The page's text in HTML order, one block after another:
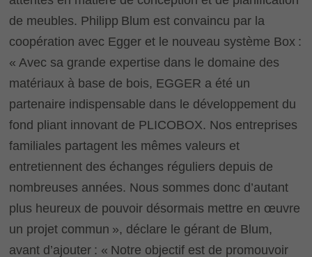
de meubles. Philipp Blum est convaincu par la
coopération avec Egger et le nouveau système Box :
« Avec sa grande expertise dans le domaine des
matériaux à base de bois, EGGER a été un
partenaire indispensable dans le développement du
fond pliant innovant de PLICOBOX. Nos entreprises
familiales partagent les mêmes valeurs et
entretiennent des échanges réguliers depuis de
nombreuses années. Nous sommes donc d’autant
plus heureux de pouvoir désormais mettre en œuvre
un projet commun », déclare le gérant de Blum,
avant d’ajouter : « Notre objectif est de promouvoir